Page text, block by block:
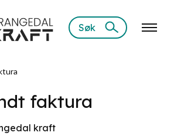
Søk
faktura
kraft